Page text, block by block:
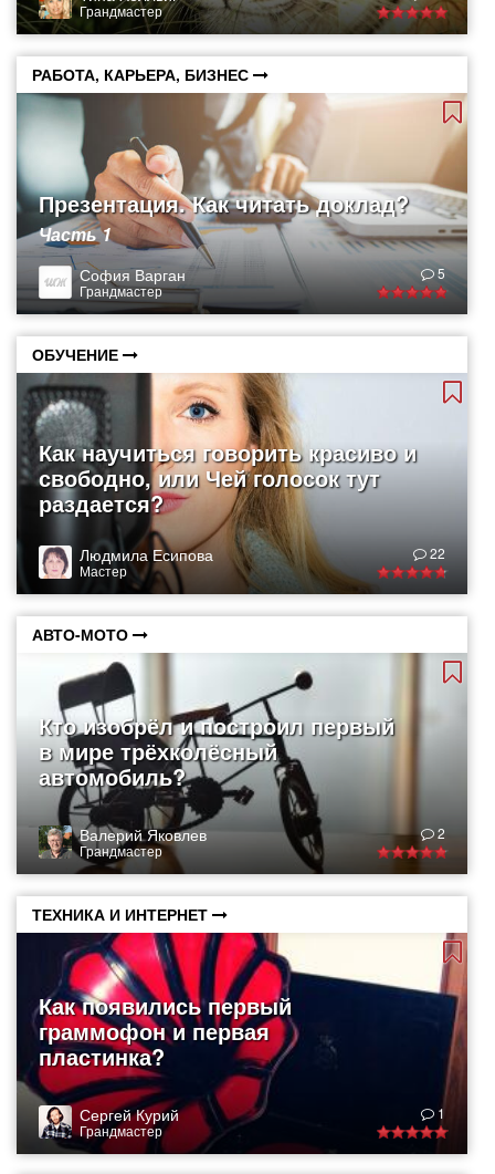
Грандмастер
РАБОТА, КАРЬЕРА, БИЗНЕС
Презентация. Как читать доклад?
Часть 1
София Варган
Грандмастер
5
ОБУЧЕНИЕ
Как научиться говорить красиво и
свободно, или Чей голосок тут
раздается?
Людмила Есипова
Мастер
22
АВТО-МОТО
Кто изобрёл и построил первый
в мире трёхколёсный
автомобиль?
Валерий Яковлев
Грандмастер
2
ТЕХНИКА И ИНТЕРНЕТ
Как появились первый
граммофон и первая
пластинка?
Сергей Курий
Грандмастер
1